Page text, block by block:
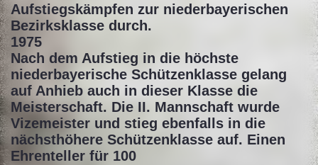
Aufstiegskämpfen zur niederbayerischen
Bezirksklasse durch.
1975
Nach dem Aufstieg in die höchste
niederbayerische Schützenklasse gelang
auf Anhieb auch in dieser Klasse die
Meisterschaft. Die II. Mannschaft wurde
Vizemeister und stieg ebenfalls in die
nächsthöhere Schützenklasse auf. Einen
Ehrenteller für 100